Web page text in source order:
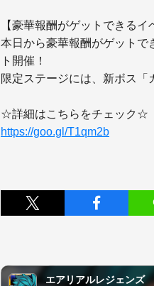
【豪華報酬がゲットできるイ
本日から豪華報酬がゲットで
ト開催！
限定ステージには、新ボス「
https://goo.gl/T1qm2b
エアリアルレジェンズ